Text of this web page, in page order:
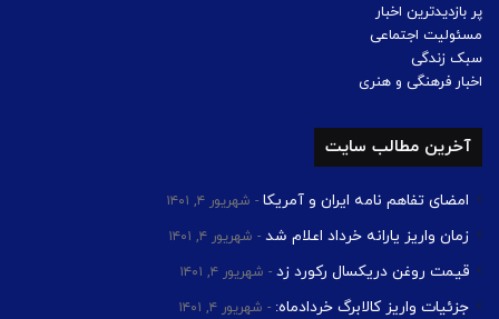
پر بازدیدترین اخبار
مسئولیت اجتماعی
سبک زندگی
اخبار فرهنگی و هنری
آخرین مطالب سایت
امضای تفاهم نامه ایران و آمریکا شهریور ۴, ۱۴۰۱
زمان واریز یارانه خرداد اعلام شد شهریور ۴, ۱۴۰۱
قیمت روغن دریکسال رکورد زد شهریور ۴, ۱۴۰۱
جزئیات واریز کالابرگ خردادماه: شهریور ۴, ۱۴۰۱